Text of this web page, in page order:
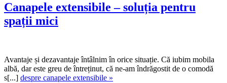
Canapele extensibile – soluția pentru
spații mici
Avantaje și dezavantaje întâlnim în orice situație. Că iubim mobila
albă, dar este greu de întreținut, că ne-am îndrăgostit de o comodă
s[...] despre canapele extensibile »